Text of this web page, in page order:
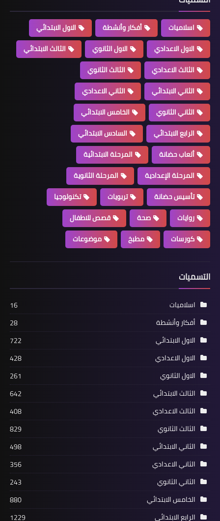
اسلاميات أفكار وأنشطة
الاول الابتدائي
الاول الاعدادي
الاول الثانوي
الثالث الابتدائي
الثالث الاعدادي
الثالث الثانوي
الثاني الابتدائي
الثاني الاعدادي
الثاني الثانوي
الخامس الابتدائي
الرابع الابتدائي
السادس الابتدائي
ألعاب حضانة
المرحلة الابتدائية
المرحلة الإعدادية
المرحلة الثانوية
تأسيس حضانة
تربويات
تكنولوجيا
روايات
صحة
قصص للاطفال
كورسات
مطبخ موضوعات
التسميات
اسلاميات
16
أفكار وأنشطة
28
الاول الابتدائي
722
الاول الاعدادي
428
الاول الثانوي
261
الثالث الابتدائي
642
الثالث الاعدادي
408
الثالث الثانوي
829
الثاني الابتدائي
498
الثاني الاعدادي
356
الثاني الثانوي
243
الخامس الابتدائي
880
الرابع الابتدائي
1229